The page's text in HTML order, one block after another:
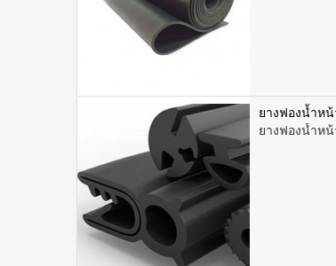
ยางฟองน้ำห
ยางฟองน้ำห